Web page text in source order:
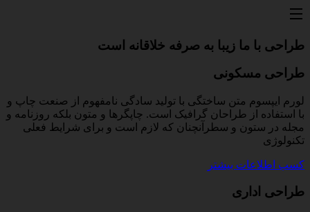
طراحی با ما زیبا به صرفه خلاقانه است
طراحی مسکونی
لورم ایپسوم متن ساختگی با تولید سادگی نامفهوم از صنعت چاپ و
با استفاده از طراحان گرافیک است. چاپگرها و متون بلکه روزنامه و
مجله در ستون و سطرآنچنان که لازم است و برای شرایط فعلی
تکنولوژی
کسب اطلاعات بیشتر
طراحی اداری